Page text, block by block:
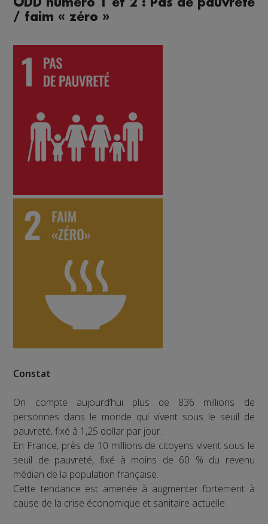
ODD numéro 1 et 2 : Pas de pauvreté
/ faim « zéro »
Constat
On compte aujourd’hui plus de 836 millions de
personnes dans le monde qui vivent sous le seuil de
pauvreté, fixé à 1,25 dollar par jour.
En France, près de 10 millions de citoyens vivent sous le
seuil de pauvreté, fixé à moins de 60 % du revenu
médian de la population française.
Cette tendance est amenée à augmenter fortement à
cause de la crise économique et sanitaire actuelle.